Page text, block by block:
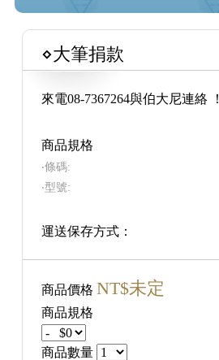
⋄大筆捐款
來電08-7367264與伯大尼連絡 ！
商品規格
‧條碼:
‧型號:
運送保存方式：
商品價格 NT$未定
商品規格
商品數量